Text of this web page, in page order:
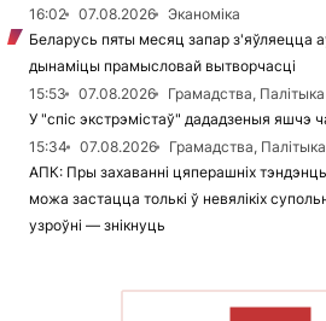
16:02
07.08.2026
Эканоміка
Беларусь пяты месяц запар з'яўляецца
дынаміцы прамысловай вытворчасці
15:53
07.08.2026
Грамадства, Палітыка
У "спіс экстрэмістаў" дададзеныя яшчэ
15:34
07.08.2026
Грамадства, Палітыка
АПК: Пры захаванні цяперашніх
можа застацца толькі ў невялікіх
узроўні — знікнуць